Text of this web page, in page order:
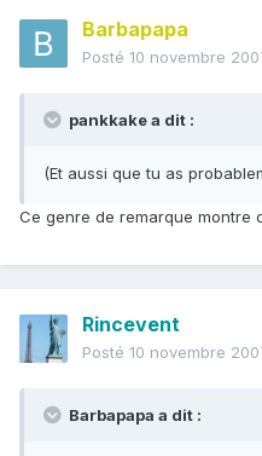
Barbapapa
Posté 10 novembre
pankkake a dit :
(Et aussi que tu as
Ce genre de remarque montre
Rincevent
Posté 10 novembre
Barbapapa a dit :